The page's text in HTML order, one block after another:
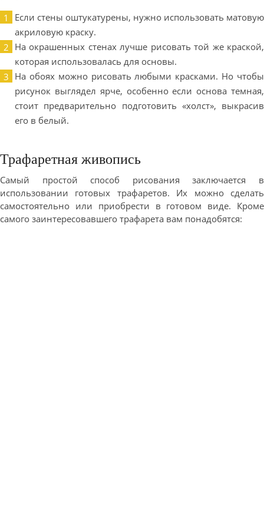
Если стены оштукатурены, нужно использовать матовую
акриловую краску.
На окрашенных стенах лучше рисовать той же краской,
которая использовалась для основы.
На обоях можно рисовать любыми красками. Но чтобы
рисунок выглядел ярче, особенно если основа темная,
стоит предварительно подготовить «холст», выкрасив
его в белый.
Трафаретная живопись
Самый простой способ рисования заключается в
использовании готовых трафаретов. Их можно сделать
самостоятельно или приобрести в готовом виде. Кроме
самого заинтересовавшего трафарета вам понадобятся: